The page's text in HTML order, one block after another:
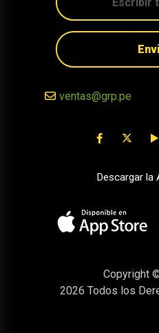
ventas@grp.pe
Descargar la
Copyright
2026 Todos los